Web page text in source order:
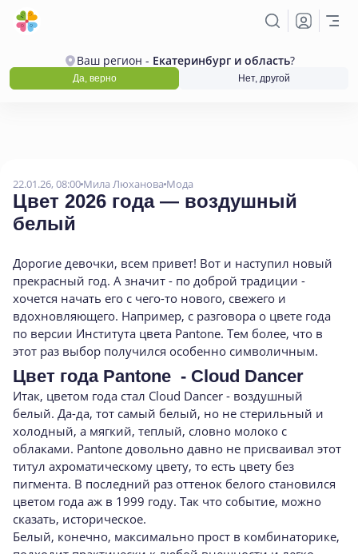
Ваш регион - Екатеринбург и область?
Да, верно Нет, другой
22.01.26, 08:00 Мила Люханова Мода
Цвет 2026 года — воздушный
белый
Дорогие девочки, всем привет! Вот и наступил новый
прекрасный год. А значит - по доброй традиции -
хочется начать его с чего-то нового, свежего и
вдохновляющего. Например, с разговора о цвете года
по версии Института цвета Pantone. Тем более, что в
этот раз выбор получился особенно символичным.
Цвет года Pantone - Cloud Dancer
Итак, цветом года стал Cloud Dancer - воздушный
белый. Да-да, тот самый белый, но не стерильный и
холодный, а мягкий, теплый, словно молоко с
облаками. Pantone довольно давно не присваивал этот
титул ахроматическому цвету, то есть цвету без
пигмента. В последний раз оттенок белого становился
цветом года аж в 1999 году. Так что событие, можно
сказать, историческое.
Белый, конечно, максимально прост в комбинаторике,